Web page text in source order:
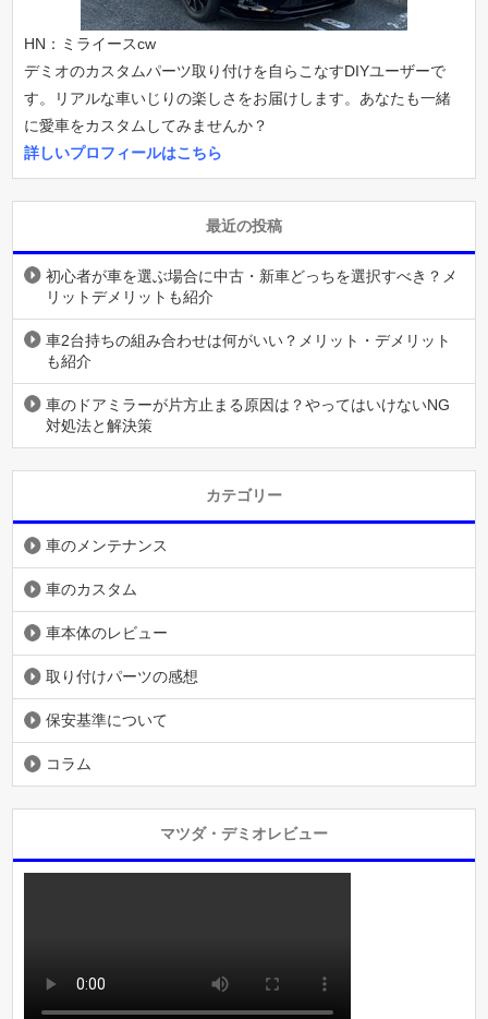
HN：ミライースcw
デミオのカスタムパーツ取り付けを自らこなすDIYユーザーで
す。リアルな車いじりの楽しさをお届けします。あなたも一緒
に愛車をカスタムしてみませんか？
詳しいプロフィールはこちら
最近の投稿
初心者が車を選ぶ場合に中古・新車どっちを選択すべき？メ
リットデメリットも紹介
車2台持ちの組み合わせは何がいい？メリット・デメリット
も紹介
車のドアミラーが片方止まる原因は？やってはいけないNG
対処法と解決策
カテゴリー
車のメンテナンス
車のカスタム
車本体のレビュー
取り付けパーツの感想
保安基準について
コラム
マツダ・デミオレビュー